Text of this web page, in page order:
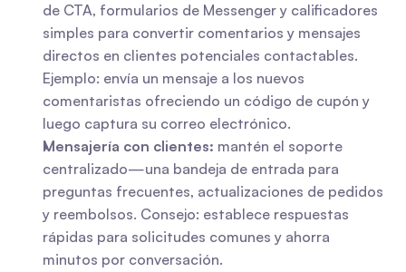
de CTA, formularios de Messenger y calificadores
simples para convertir comentarios y mensajes
directos en clientes potenciales contactables.
Ejemplo: envía un mensaje a los nuevos
comentaristas ofreciendo un código de cupón y
luego captura su correo electrónico.
Mensajería con clientes: mantén el soporte
centralizado—una bandeja de entrada para
preguntas frecuentes, actualizaciones de pedidos
y reembolsos. Consejo: establece respuestas
rápidas para solicitudes comunes y ahorra
minutos por conversación.